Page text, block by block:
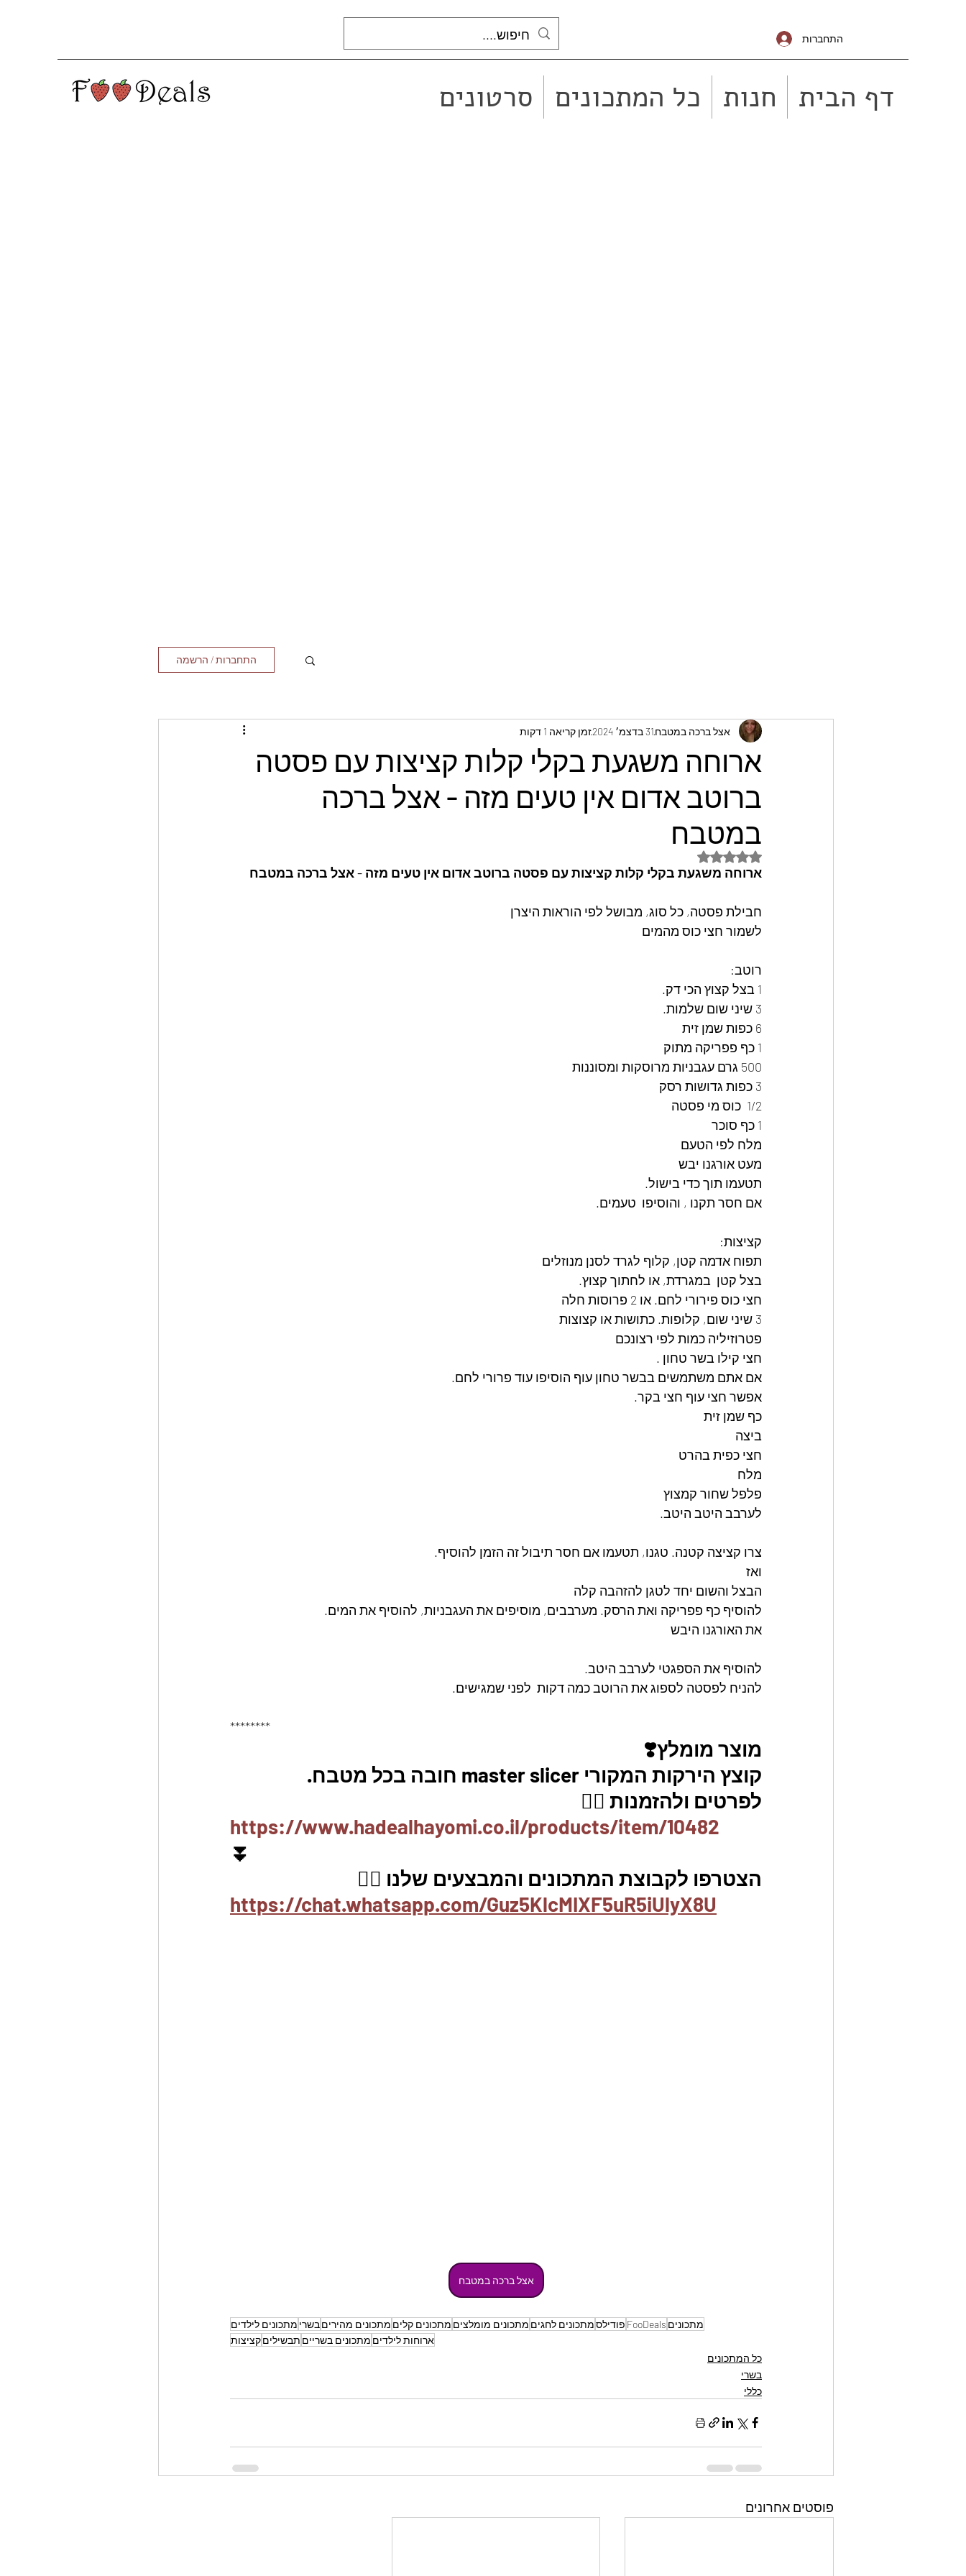
התחברות
דף הבית חנות כל המתכונים סרטונים
התחברות / הרשמה
ארוחה משגעת בקלי קלות קציצות עם פסטה
ברוטב אדום אין טעים מזה - אצל ברכה
במטבח
אצל ברכה במטבח31 בדצמ׳ 2024 זמן קריאה 1 דקות
דירוג של NaN מתוך 5 כוכבים
ארוחה משגעת בקלי קלות קציצות עם פסטה ברוטב אדום אין טעים מזה - אצל ברכה במטבח
חבילת פסטה, כל סוג, מבושל לפי הוראות היצרן
לשמור חצי כוס מהמים
רוטב:
1 בצל קצוץ הכי דק.
3 שיני שום שלמות.
6 כפות שמן זית
1 כף פפריקה מתוק
500 גרם עגבניות מרוסקות ומסוננות
3 כפות גדושות רסק
1/2  כוס מי פסטה
1 כף סוכר
מלח לפי הטעם
מעט אורגנו יבש
תטעמו תוך כדי בישול.
אם חסר תקנו , והוסיפו  טעמים.
קציצות:
תפוח אדמה קטן, קלוף לגרד לסנן מנוזלים
בצל קטן  במגרדת, או לחתוך קצוץ.
חצי כוס פירורי לחם. או 2 פרוסות חלה
3 שיני שום, קלופות. כתושות או קצוצות
פטרוזיליה כמות לפי רצונכם
חצי קילו בשר טחון .
אם אתם משתמשים בבשר טחון עוף הוסיפו עוד פרורי לחם.
אפשר חצי עוף חצי בקר.
כף שמן זית
ביצה
חצי כפית בהרט
מלח
פלפל שחור קמצוץ
לערבב היטב היטב.
צרו קציצה קטנה. טגנו, תטעמו אם חסר תיבול זה הזמן להוסיף.
ואז
הבצל והשום יחד לטגן להזהבה קלה
להוסיף כף פפריקה ואת הרסק. מערבבים, מוסיפים את העגבניות, להוסיף את המים.
את האורגנו היבש
להוסיף את הספגטי לערבב היטב.
להניח לפסטה לספוג את הרוטב כמה דקות  לפני שמגישים.
********
מוצר מומלץ❣️
קוצץ הירקות המקורי master slicer חובה בכל מטבח.
לפרטים ולהזמנות 👇🏼
https://www.hadealhayomi.co.il/products/item/10482
⏬
הצטרפו לקבוצת המתכונים והמבצעים שלנו 👇🏽
https://chat.whatsapp.com/Guz5KlcMIXF5uR5iUlyX8U
אצל ברכה במטבח
מתכונים FooDeals פודילסמתכונים לחגים מתכונים מומלצים מתכונים קלים מתכונים מהיריםבשרי מתכונים לילדים
ארוחות לילדים מתכונים בשריים תבשיליםקציצות
כל המתכונים
בשרי
כללי
פוסטים אחרונים